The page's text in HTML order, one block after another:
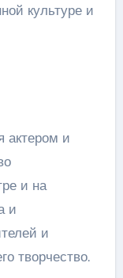
культуре и
и
и на
и
и
творчество.